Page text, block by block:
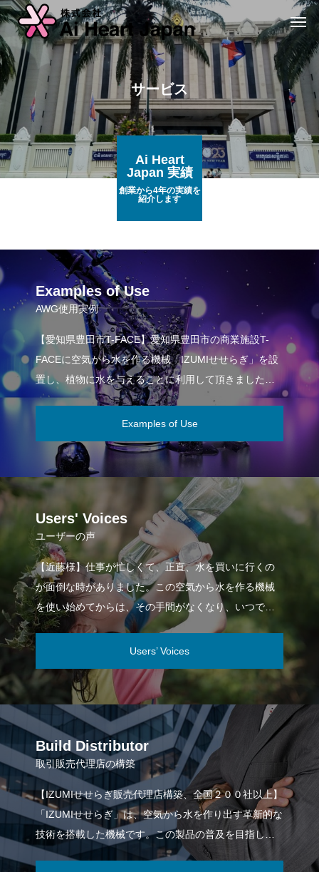
サービス
Ai Heart
Japan 実績
創業から4年の実績を
紹介します
Examples of Use
AWG使用実例
【愛知県豊田市T-FACE】愛知県豊田市の商業施設T-
FACEに空気から水を作る機械「IZUMIせせらぎ」を設
置し、植物に水を与えることに利用して頂きました。 1
年以上利用した結果、植物は常に
Examples of Use
Users' Voices
ユーザーの声
【近藤様】仕事が忙しくて、正直、水を買いに行くの
が面倒な時がありました。この空気から水を作る機械
を使い始めてからは、その手間がなくなり、いつでも
手軽に新鮮な水が飲めるようになりました。コスト面
Users’ Voices
Build Distributor
取引販売代理店の構築
【IZUMIせせらぎ販売代理店構築、全国２００社以上】
「IZUMIせせらぎ」は、空気から水を作り出す革新的な
技術を搭載した機械です。この製品の普及を目指し、
200社以上の販売代理店網を構築した